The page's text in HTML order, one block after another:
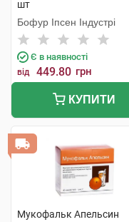
шт
Бофур Іпсен Індустрі
Є в наявності
від 449.80 грн
КУПИТИ
Мукофальк Апельсин